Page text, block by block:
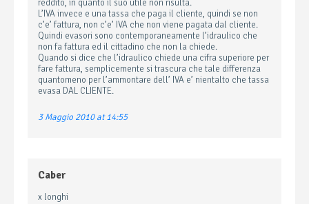
reddito, in quanto il suo utile non risulta.
L’IVA invece e una tassa che paga il cliente, quindi se non
c’e’ fattura, non c’e’ IVA che non viene pagata dal cliente.
Quindi evasori sono contemporaneamente l’idraulico che
non fa fattura ed il cittadino che non la chiede.
Quando si dice che l’idraulico chiede una cifra superiore per
fare fattura, semplicemente si trascura che tale differenza
quantomeno per l’ammontare dell’ IVA e’ nientalto che tassa
evasa DAL CLIENTE.
3 Maggio 2010 at 14:55
Caber
x longhi